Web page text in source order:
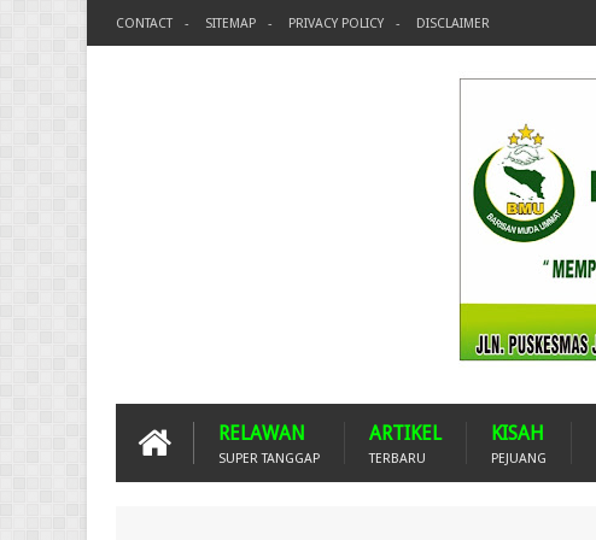
CONTACT SITEMAP PRIVACY POLICY DISCLAIMER
RELAWAN
SUPER TANGGAP
ARTIKEL
TERBARU
KISAH
PEJUANG